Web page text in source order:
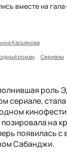
вместе на
Касьянова
роман Сериалы
роль
сериале,
на
появилась
Сабанджи.